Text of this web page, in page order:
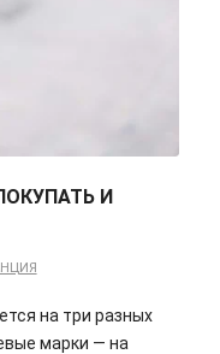
И
на три разных
марки — на